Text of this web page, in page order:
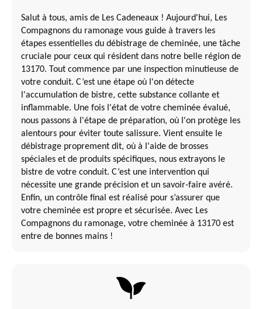
Salut à tous, amis de Les Cadeneaux ! Aujourd'hui, Les
Compagnons du ramonage vous guide à travers les
étapes essentielles du débistrage de cheminée, une tâche
cruciale pour ceux qui résident dans notre belle région de
13170. Tout commence par une inspection minutieuse de
votre conduit. C’est une étape où l'on détecte
l'accumulation de bistre, cette substance collante et
inflammable. Une fois l'état de votre cheminée évalué,
nous passons à l'étape de préparation, où l'on protège les
alentours pour éviter toute salissure. Vient ensuite le
débistrage proprement dit, où à l'aide de brosses
spéciales et de produits spécifiques, nous extrayons le
bistre de votre conduit. C’est une intervention qui
nécessite une grande précision et un savoir-faire avéré.
Enfin, un contrôle final est réalisé pour s’assurer que
votre cheminée est propre et sécurisée. Avec Les
Compagnons du ramonage, votre cheminée à 13170 est
entre de bonnes mains !